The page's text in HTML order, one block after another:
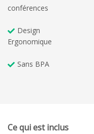
conférences
Design
Ergonomique
Sans BPA
Ce qui est inclus